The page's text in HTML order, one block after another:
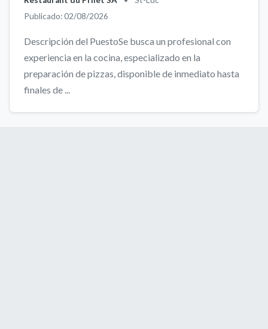
Publicado: 02/08/2026
Descripción del PuestoSe busca un profesional con
experiencia en la cocina, especializado en la
preparación de pizzas, disponible de inmediato hasta
finales de ...